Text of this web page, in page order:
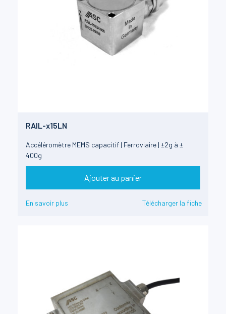
RAIL-x15LN
Accéléromètre MEMS capacitif | Ferroviaire | ±2g à ±
400g
Ajouter au panier
En savoir plus Télécharger la fiche